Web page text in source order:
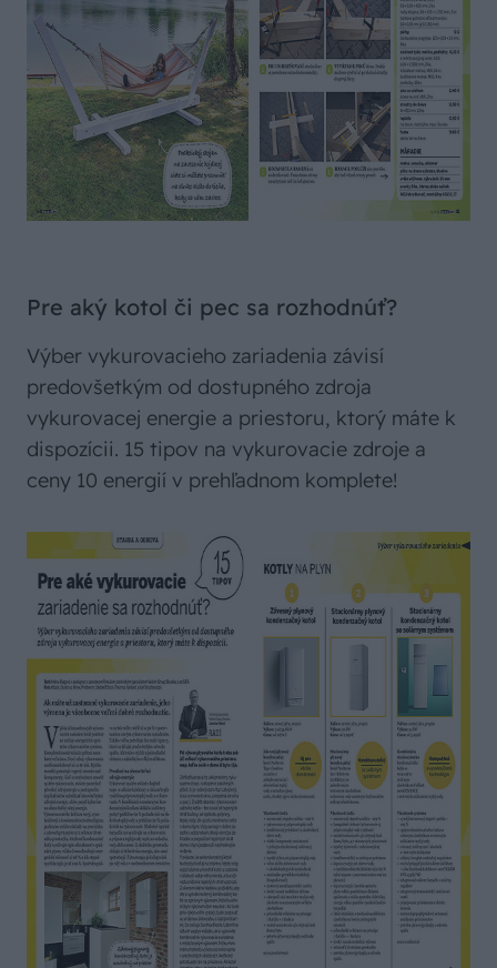
Pre aký kotol či pec sa rozhodnúť?
Výber vykurovacieho zariadenia závisí
predovšetkým od dostupného zdroja
vykurovacej energie a priestoru, ktorý máte k
dispozícii. 15 tipov na vykurovacie zdroje a
ceny 10 energií v prehľadnom komplete!